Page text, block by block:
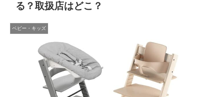
る？取扱店はどこ？
ベビー・キッズ